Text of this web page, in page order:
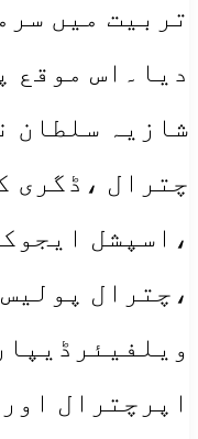
تربیت میں
دیا۔اس موقع
شازیہ سلطان
چترال ،ڈگری
،اسپشل
،چترال
اپرچترال